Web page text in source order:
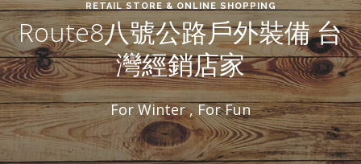
BLOG
推薦閱讀
銷售店家與團購
RETAIL STORE & ONLINE SHOPPING
Route8八號公路戶外裝備 台
灣經銷店家
For Winter , For Fun